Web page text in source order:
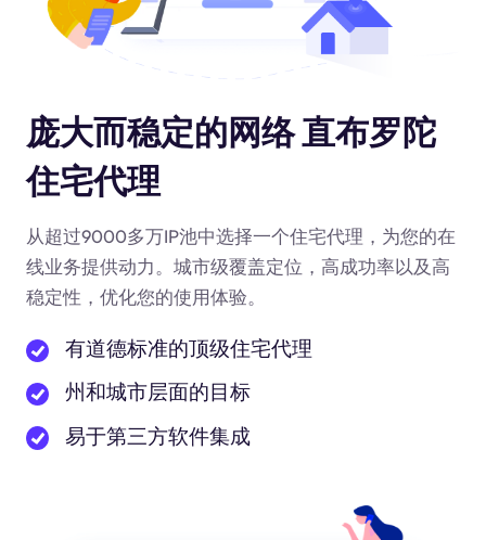
庞大而稳定的网络 直布罗陀
住宅代理
从超过9000多万IP池中选择一个住宅代理，为您的在
线业务提供动力。城市级覆盖定位，高成功率以及高
稳定性，优化您的使用体验。
有道德标准的顶级住宅代理
州和城市层面的目标
易于第三方软件集成